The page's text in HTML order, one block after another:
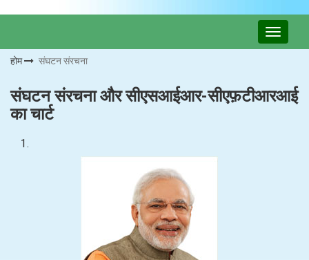
होम संघटन संरचना
संघटन संरचना और सीएसआईआर-सीएफ़टीआरआई
का चार्ट
1.